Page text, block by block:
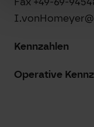
Kennzahlen
Operative